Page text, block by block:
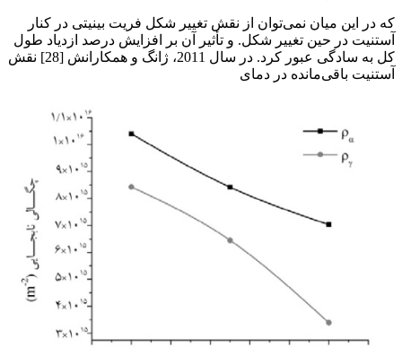
که در این میان نمی‌توان از نقش تغییر شکل فریت بینیتی در کنار
آستنیت در حین تغییر شکل. و تأثیر آن بر افزایش درصد ازدیاد طول
کل به سادگی عبور کرد. در سال 2011، ژانگ و همکارانش [28] نقش
آستنیت باقی‌مانده در دمای